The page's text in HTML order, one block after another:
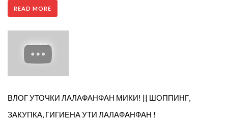
READ MORE
ВЛОГ УТОЧКИ ЛАЛАФАНФАН МИКИ! || ШОППИНГ,
ЗАКУПКА, ГИГИЕНА УТИ ЛАЛАФАНФАН !